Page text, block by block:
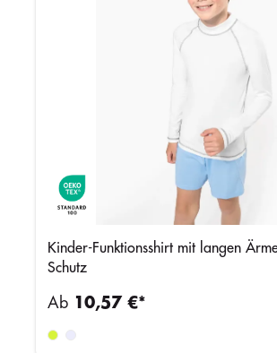
Kinder-Funktionsshirt mit langen
Schutz
Ab 10,57 €*